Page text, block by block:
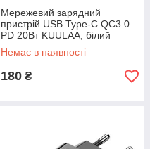
Мережевий зарядний
пристрій USB Type-C QC3.0
PD 20Вт KUULAA, білий
Немає в наявності
180 ₴